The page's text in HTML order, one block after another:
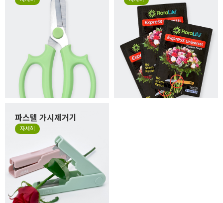
파스텔 가시제거기
자세히